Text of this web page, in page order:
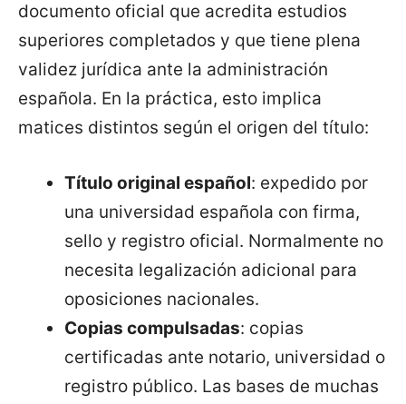
documento oficial que acredita estudios
superiores completados y que tiene plena
validez jurídica ante la administración
española. En la práctica, esto implica
matices distintos según el origen del título:
Título original español: expedido por
una universidad española con firma,
sello y registro oficial. Normalmente no
necesita legalización adicional para
oposiciones nacionales.
Copias compulsadas: copias
certificadas ante notario, universidad o
registro público. Las bases de muchas